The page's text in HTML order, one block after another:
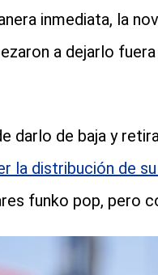
inmediata, la
a dejarlo
darlo de baja y
la distribución de su
funko pop, pero